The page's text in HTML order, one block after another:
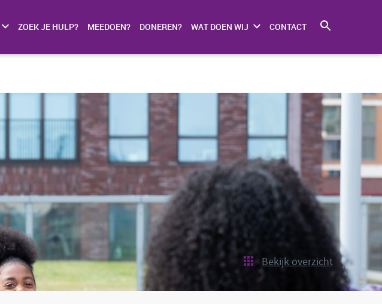
ZOEK JE HULP? MEEDOEN? DONEREN? WAT DOEN WIJ CONTACT
Bekijk overzicht